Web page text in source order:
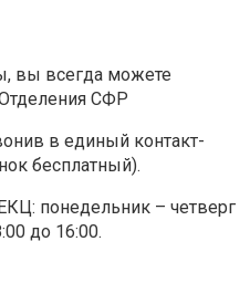
вы всегда можете
СФР
в единый контакт-
бесплатный).
понедельник – четверг
до 16:00.